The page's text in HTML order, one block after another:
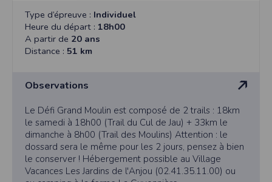
Type d’épreuve : Individuel
Heure du départ : 18h00
A partir de 20 ans
Distance : 51 km
Observations
Le Défi Grand Moulin est composé de 2 trails : 18km
le samedi à 18h00 (Trail du Cul de Jau) + 33km le
dimanche à 8h00 (Trail des Moulins) Attention : le
dossard sera le même pour les 2 jours, pensez à bien
le conserver ! Hébergement possible au Village
Vacances Les Jardins de l'Anjou (02.41.35.11.00) ou